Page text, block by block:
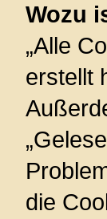
Wozu
„Alle
erstellt
die